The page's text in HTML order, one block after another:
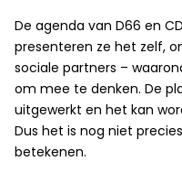
De agenda van D66 en
presenteren ze het zelf,
sociale partners –
om mee te denken. De
uitgewerkt en het kan
Dus het is nog niet
betekenen.